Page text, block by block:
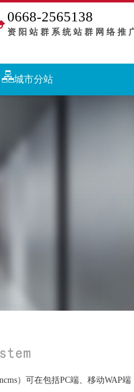
0668-2565138
资阳站群系统站群网络推
城市分站
）可在包括PC端、移动WAP端